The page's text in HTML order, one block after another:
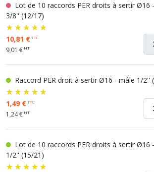
Lot de 10 raccords PER droits à sertir Ø16
3/8'' (12/17)
10,81 €TTC
9,01 € HT
Raccord PER droit à sertir Ø16 - mâle 1/2''
1,49 €TTC
1,24 € HT
Lot de 10 raccords PER droits à sertir Ø16
1/2'' (15/21)